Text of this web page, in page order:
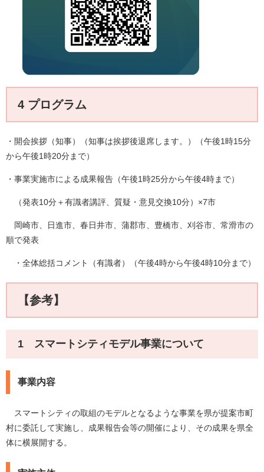
4 プログラム
・開会挨拶（知事）（知事は挨拶後退席します。）（午後1時15分
から午後1時20分まで）
・事業実施市による成果報告（午後1時25分から午後4時まで）
（発表10分＋有識者講評、質疑・意見交換10分）×7市
岡崎市、日進市、春日井市、蒲郡市、豊橋市、刈谷市、常滑市の
順で発表
・全体総括コメント（有識者）（午後4時から午後4時10分まで）
【参考】
1 スマートシティモデル事業について
事業内容
スマートシティの取組のモデルとなるような事業を県が提案市町
村に委託して実施し、成果報告会等の開催により、その成果を県全
体に横展開する。